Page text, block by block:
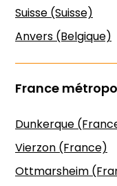
Suisse (Suisse)
Anvers (Belgique)
France
Dunkerque
Vierzon (France)
Ottmarsheim